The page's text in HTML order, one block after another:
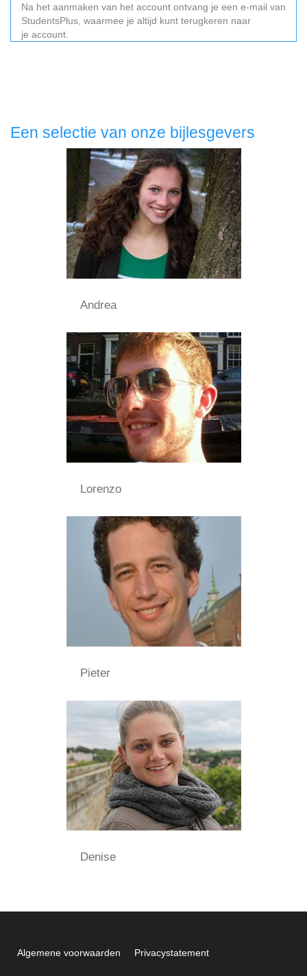
Na het aanmaken van het account ontvang je een e-mail van
StudentsPlus, waarmee je altijd kunt terugkeren naar
je account.
Een selectie van onze bijlesgevers
Andrea
Lorenzo
Pieter
Denise
Algemene voorwaarden Privacystatement